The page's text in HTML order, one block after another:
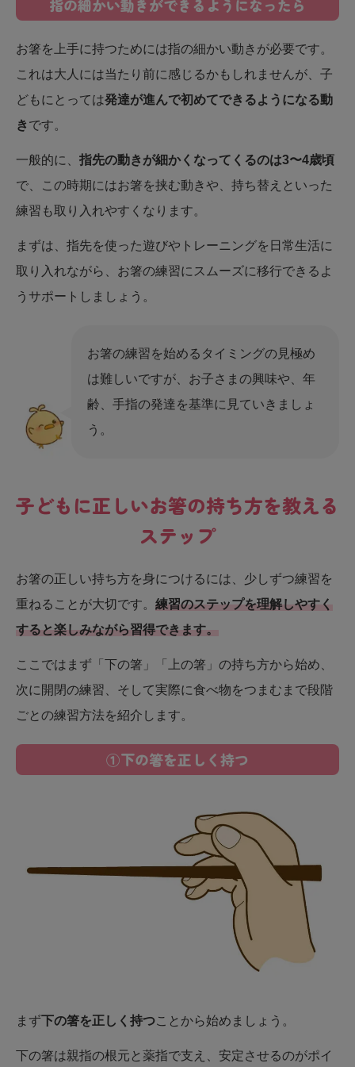
指の細かい動きができるようになったら
お箸を上手に持つためには指の細かい動きが必要です。
これは大人には当たり前に感じるかもしれませんが、子
どもにとっては発達が進んで初めてできるようになる動
き です。
一般的に、 指先の動きが細かくなってくるのは3〜4歳頃
で、この時期にはお箸を挟む動きや、持ち替えといった
練習も取り入れやすくなります。
まずは、指先を使った遊びやトレーニングを日常生活に
取り入れながら、お箸の練習にスムーズに移行できるよ
うサポートしましょう。
お箸の練習を始めるタイミングの見極め
は難しいですが、お子さまの興味や、年
齢、手指の発達を基準に見ていきましょ
う。
子どもに正しいお箸の持ち方を教える
ステップ
お箸の正しい持ち方を身につけるには、少しずつ練習を
重ねることが大切です。 練習のステップを理解しやすく
すると楽しみながら習得できます。
ここではまず「下の箸」「上の箸」の持ち方から始め、
次に開閉の練習、そして実際に食べ物をつまむまで段階
ごとの練習方法を紹介します。
①下の箸を正しく持つ
まず下の箸を正しく持つことから始めましょう。
下の箸は親指の根元と薬指で支え、安定させるのがポイ